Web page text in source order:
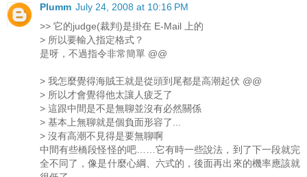
Plumm July 24, 2008 at 10:16 PM
>> 它的judge(裁判)是掛在 E-Mail 上的
> 所以要輸入指定格式？
是呀，不過指令非常簡單 @@
> 我怎麼覺得海賊王就是從頭到尾都是高潮起伏 @@
> 所以才會覺得他太讓人疲乏了
> 這跟中間是不是無聊並沒有必然關係
> 基本上無聊就是個負面形容了...
> 沒有高潮不見得是要無聊啊
中間有些橋段怪怪的吧……它有時一些說法，到了下一段就完
全不同了，像是什麼心綱、六式的，後面再出來的機率應該就